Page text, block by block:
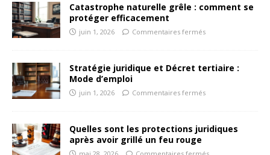
Catastrophe naturelle grêle : comment se
protéger efficacement
juin 1, 2026 Commentaires fermés
Stratégie juridique et Décret tertiaire :
Mode d’emploi
juin 1, 2026 Commentaires fermés
Quelles sont les protections juridiques
après avoir grillé un feu rouge